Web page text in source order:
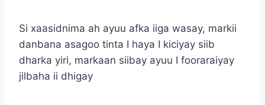
Si xaasidnima ah ayuu afka iiga wasay, markii
danbana asagoo tinta I haya I kiciyay siib
dharka yiri, markaan siibay ayuu I fooraraiyay
jilbaha ii dhigay